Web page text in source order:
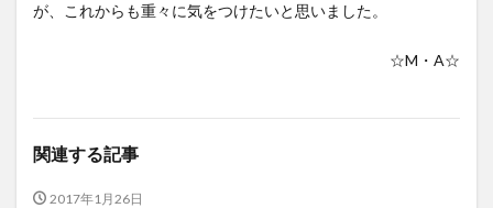
が、これからも重々に気をつけたいと思いました。
☆M・A☆
関連する記事
2017年1月26日